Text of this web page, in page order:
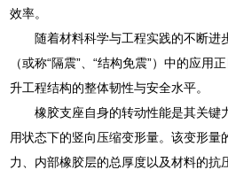
效率。
随着材料科学与工程实践的不断进
（或称“隔震”、“结构免震”）中的应用
升工程结构的整体韧性与安全水平。
橡胶支座自身的转动性能是其关键
用状态下的竖向压缩变形量。该变形量
力、内部橡胶层的总厚度以及材料的抗